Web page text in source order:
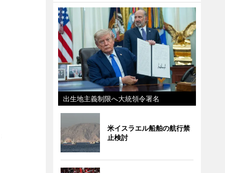
出生地主義制限へ大統領令署名
米イスラエル船舶の航行禁
止検討